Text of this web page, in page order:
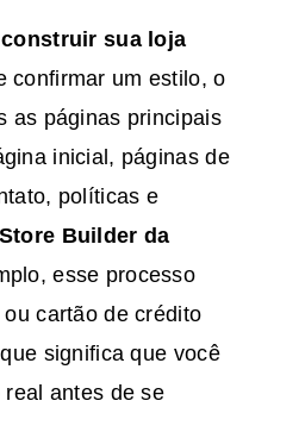
sua loja
confirmar um estilo, o
as páginas principais
inicial, páginas de
políticas e
Builder da
esse processo
cartão de crédito
significa que você
antes de se